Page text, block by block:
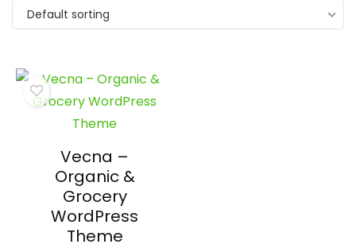
Default sorting
Vecna –
Organic &
Grocery
WordPress
Theme